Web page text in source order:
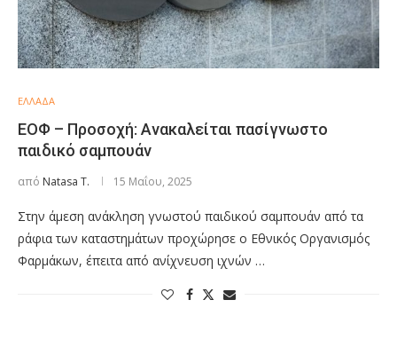
ΕΛΛΑΔΑ
ΕΟΦ – Προσοχή: Aνακαλείται πασίγνωστο
παιδικό σαμπουάν
από Natasa T. 15 Μαΐου, 2025
Στην άμεση ανάκληση γνωστού παιδικού σαμπουάν από τα
ράφια των καταστημάτων προχώρησε ο Εθνικός Οργανισμός
Φαρμάκων, έπειτα από ανίχνευση ιχνών …